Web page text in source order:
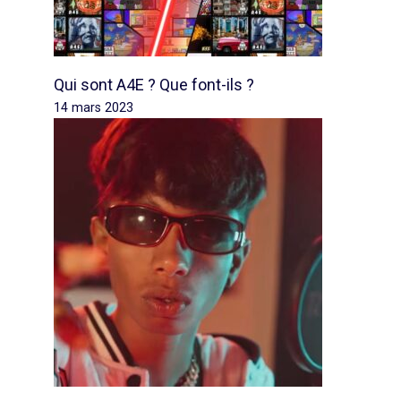
Qui sont A4E ? Que font-ils ?
14 mars 2023